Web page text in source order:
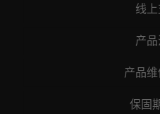
线
产
产品
保固